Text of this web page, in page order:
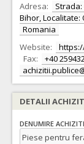
Adresa:
Strada:
Bihor, Localitate:
Romania
Website:
Fax:
+40
DETALII
DENUMIRE
Piese pentru